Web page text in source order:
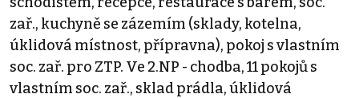
zař., kuchyně se zázemím (sklady, kotelna,
úklidová místnost, přípravna), pokoj s vlastním
soc. zař. pro ZTP. Ve 2.NP - chodba, 11 pokojů s
vlastním soc. zař., sklad prádla, úklidová